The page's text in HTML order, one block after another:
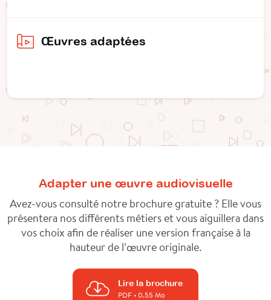
Œuvres adaptées
Adapter une œuvre audiovisuelle
Avez-vous consulté notre brochure gratuite ? Elle vous
présentera nos différents métiers et vous aiguillera dans
vos choix afin de réaliser une version française à la
hauteur de l’œuvre originale.
Lire la brochure
PDF• 0.55 Mo